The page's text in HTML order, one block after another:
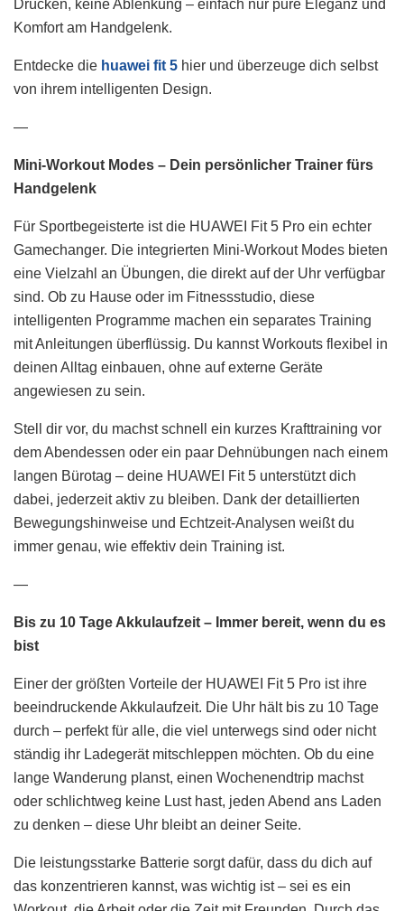
Drücken, keine Ablenkung – einfach nur pure Eleganz und
Komfort am Handgelenk.
Entdecke die huawei fit 5 hier und überzeuge dich selbst
von ihrem intelligenten Design.
—
Mini-Workout Modes – Dein persönlicher Trainer fürs
Handgelenk
Für Sportbegeisterte ist die HUAWEI Fit 5 Pro ein echter
Gamechanger. Die integrierten Mini-Workout Modes bieten
eine Vielzahl an Übungen, die direkt auf der Uhr verfügbar
sind. Ob zu Hause oder im Fitnessstudio, diese
intelligenten Programme machen ein separates Training
mit Anleitungen überflüssig. Du kannst Workouts flexibel in
deinen Alltag einbauen, ohne auf externe Geräte
angewiesen zu sein.
Stell dir vor, du machst schnell ein kurzes Krafttraining vor
dem Abendessen oder ein paar Dehnübungen nach einem
langen Bürotag – deine HUAWEI Fit 5 unterstützt dich
dabei, jederzeit aktiv zu bleiben. Dank der detaillierten
Bewegungshinweise und Echtzeit-Analysen weißt du
immer genau, wie effektiv dein Training ist.
—
Bis zu 10 Tage Akkulaufzeit – Immer bereit, wenn du es
bist
Einer der größten Vorteile der HUAWEI Fit 5 Pro ist ihre
beeindruckende Akkulaufzeit. Die Uhr hält bis zu 10 Tage
durch – perfekt für alle, die viel unterwegs sind oder nicht
ständig ihr Ladegerät mitschleppen möchten. Ob du eine
lange Wanderung planst, einen Wochenendtrip machst
oder schlichtweg keine Lust hast, jeden Abend ans Laden
zu denken – diese Uhr bleibt an deiner Seite.
Die leistungsstarke Batterie sorgt dafür, dass du dich auf
das konzentrieren kannst, was wichtig ist – sei es ein